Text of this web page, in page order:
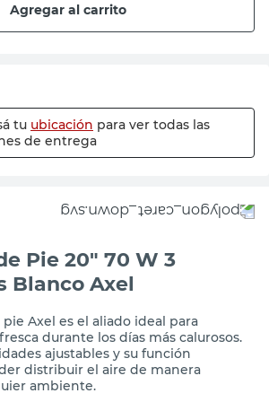
Agregar al carrito
tu ubicación para ver todas las
de entrega
Pie 20" 70 W 3
Blanco Axel
Axel es el aliado ideal para
durante los días más calurosos.
ajustables y su función
distribuir el aire de manera
ambiente.